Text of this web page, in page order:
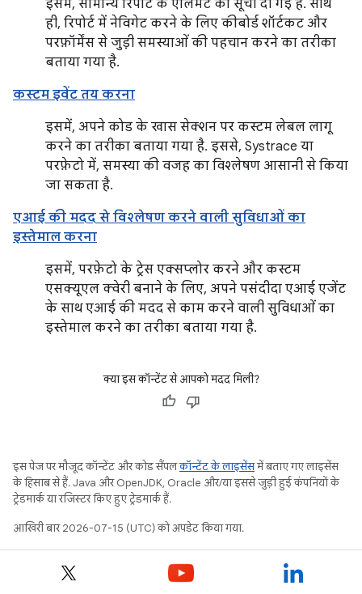
इसमें, सामान्य रिपोर्ट के एलिमेंट की सूची दी गई है. साथ
ही, रिपोर्ट में नेविगेट करने के लिए कीबोर्ड शॉर्टकट और
परफ़ॉर्मेंस से जुड़ी समस्याओं की पहचान करने का तरीका
बताया गया है.
कस्टम इवेंट तय करना
इसमें, अपने कोड के खास सेक्शन पर कस्टम लेबल लागू
करने का तरीका बताया गया है. इससे, Systrace या
परफ़ेटो में, समस्या की वजह का विश्लेषण आसानी से किया
जा सकता है.
एआई की मदद से विश्लेषण करने वाली सुविधाओं का
इस्तेमाल करना
इसमें, परफ़ेटो के ट्रेस एक्सप्लोर करने और कस्टम
एसक्यूएल क्वेरी बनाने के लिए, अपने पसंदीदा एआई एजेंट
के साथ एआई की मदद से काम करने वाली सुविधाओं का
इस्तेमाल करने का तरीका बताया गया है.
क्या इस कॉन्टेंट से आपको मदद मिली?
इस पेज पर मौजूद कॉन्टेंट और कोड सैंपलकॉन्टेंट के लाइसेंसमें बताए गए लाइसेंस
के हिसाब से हैं. Java और OpenJDK, Oracle और/या इससे जुड़ी हुई कंपनियों के
ट्रेडमार्क या रजिस्टर किए हुए ट्रेडमार्क हैं.
आखिरी बार 2026-07-15 (UTC) को अपडेट किया गया.